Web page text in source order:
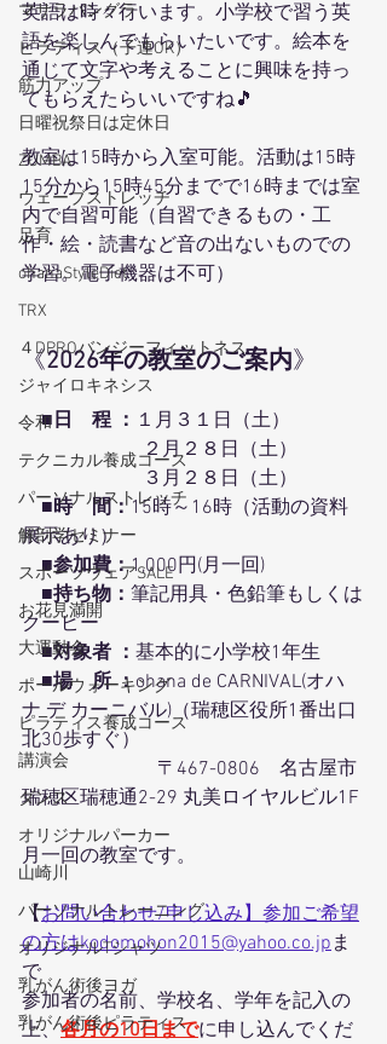
マサラバングラ
ピラティス（子連OK）
筋力アップ
日曜祝祭日は定休日
ZUMBA
ウェーブストレッチ
足育
ohanaStyleDiet
TRX
４DPROバンジーフィットネス
ジャイロキネシス
令和
テクニカル養成コース
パーソナルストレッチ
解剖学セミナー
スポーツウェアSALE
お花見満開
大運動会
ポールウォーキング
ピラティス養成コース
講演会
ダンス
オリジナルパーカー
山崎川
パーソナルトレーニング
オリジナルTシャツ
乳がん術後ヨガ
乳がん術後ピラティス
英語は時々行います。小学校で習う英
語を楽しんでもらいたいです。絵本を
通じて文字や考えることに興味を持っ
てもらえたらいいですね🎵
教室は15時から入室可能。活動は15時
15分から15時45分までで16時までは室
内で自習可能（自習できるもの・工
作・絵・読書など音の出ないものでの
学習。電子機器は不可）
《2026年の教室のご案内》
■ 日　程 ： １月３１日（土）
２月２８日（土）
                         ３月２８日（土）
■時　間： 15時～16時（活動の資料
展示あり）
■参加費：1,000円(月一回)
■持ち物： 筆記用具・色鉛筆もしくは
クーピー
■対象者 ： 基本的に小学校1年生
■場　所 ：ohana de CARNIVAL(オハ
ナ デ カーニバル)（瑞穂区役所1番出口
北30歩すぐ）
〒467-0806　名古屋市
瑞穂区瑞穂通2-29 丸美ロイヤルビル1F
月一回の教室です。
【お問い合わせ/申し込み】参加ご希望
の方はkodomohon2015@yahoo.co.jpま
で
参加者の名前、学校名、学年を記入の
上、各月の10日までに申し込んでくだ